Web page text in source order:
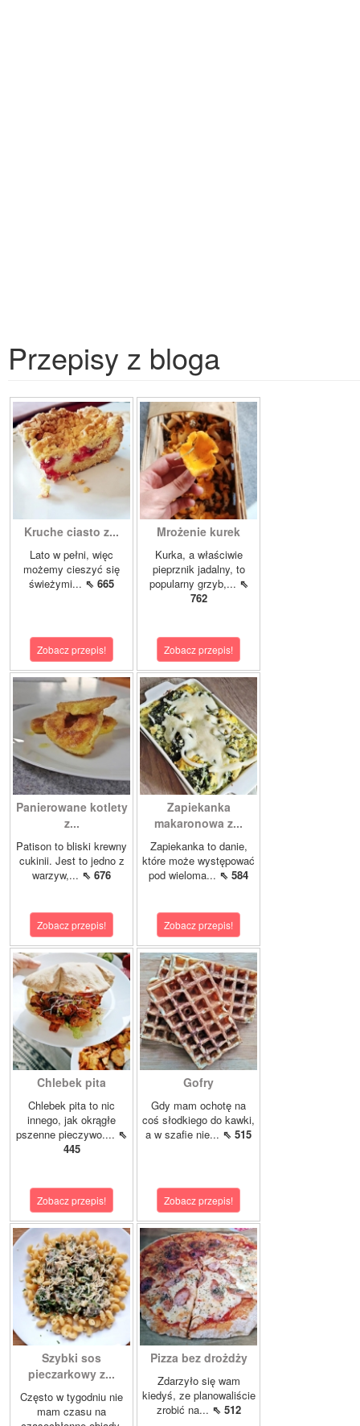
Przepisy z bloga
Kruche ciasto z...
Lato w pełni, więc
możemy cieszyć się
świeżymi... ⇖ 665
Zobacz przepis!
Mrożenie kurek
Kurka, a właściwie
pieprznik jadalny, to
popularny grzyb,... ⇖
762
Zobacz przepis!
Panierowane kotlety
z...
Patison to bliski krewny
cukinii. Jest to jedno z
warzyw,... ⇖ 676
Zobacz przepis!
Zapiekanka
makaronowa z...
Zapiekanka to danie,
które może występować
pod wieloma... ⇖ 584
Zobacz przepis!
Chlebek pita
Chlebek pita to nic
innego, jak okrągłe
pszenne pieczywo.... ⇖
445
Zobacz przepis!
Gofry
Gdy mam ochotę na
coś słodkiego do kawki,
a w szafie nie... ⇖ 515
Zobacz przepis!
Szybki sos
pieczarkowy z...
Często w tygodniu nie
mam czasu na
Pizza bez drożdży
Zdarzyło się wam
kiedyś, ze planowaliście
zrobić na... ⇖ 512